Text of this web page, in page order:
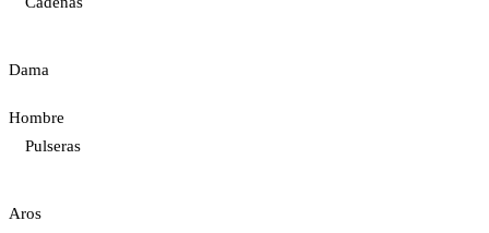
Dama
Hombre
Pulseras
Aros